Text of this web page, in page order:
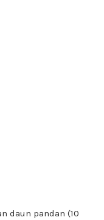
daun pandan (10